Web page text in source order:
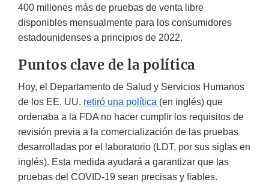
400 millones más de pruebas de venta libre
disponibles mensualmente para los consumidores
estadounidenses a principios de 2022.
Puntos clave de la política
Hoy, el Departamento de Salud y Servicios Humanos
de los EE. UU. retiró una política (en inglés) que
ordenaba a la FDA no hacer cumplir los requisitos de
revisión previa a la comercialización de las pruebas
desarrolladas por el laboratorio (LDT, por sus siglas en
inglés). Esta medida ayudará a garantizar que las
pruebas del COVID-19 sean precisas y fiables.